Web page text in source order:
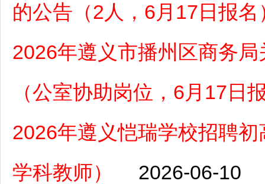
的公告（2人，6月17日报名
2026年遵义市播州区商务
（公室协助岗位，6月17日
2026年遵义恺瑞学校招聘
学科教师）
2026-06-10